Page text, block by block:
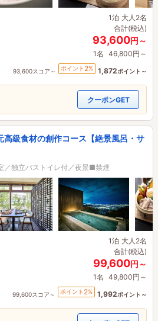
1泊 大人2名
合計(税込)
93,600円～
1名 46,800円～
93,600スコア～ ポイント 2% 1,872ポイント～
クーポンGET
高級食材の創作コース【絶景風呂・サ
／独立バストイレ付／夜景■禁煙
1泊 大人2名
合計(税込)
99,600円～
1名 49,800円～
99,600スコア～ ポイント 2% 1,992ポイント～